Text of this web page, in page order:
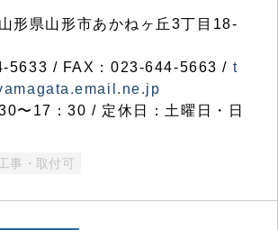
県山形市あかねヶ丘3丁目18-
5633 / FAX：023-644-5663 / t
〜17：30 / 定休日：土曜日・日
事・取付可